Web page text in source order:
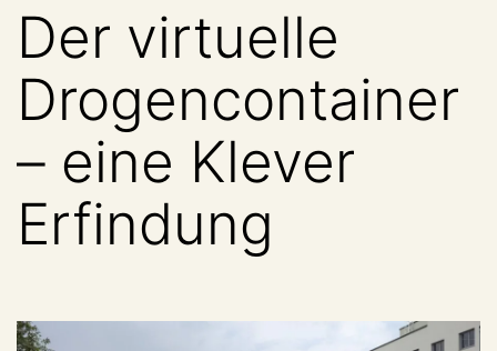
Der virtuelle
Drogencontainer
– eine Klever
Erfindung